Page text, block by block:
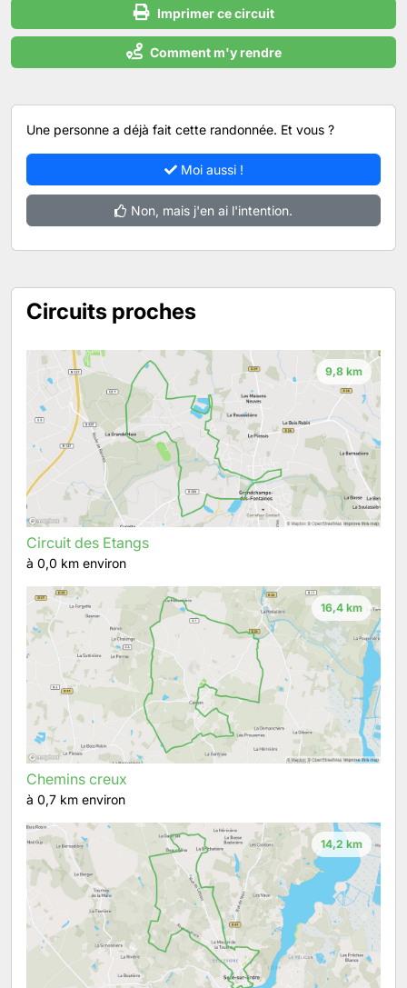
Imprimer ce circuit
Comment m'y rendre
Une personne a déjà fait cette randonnée. Et vous ?
Moi aussi !
Non, mais j'en ai l'intention.
Circuits proches
9,8 km
Circuit des Etangs
à 0,0 km environ
16,4 km
Chemins creux
à 0,7 km environ
14,2 km